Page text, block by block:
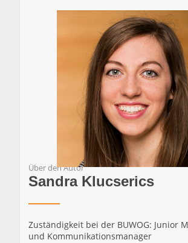
Über den Autor
Sandra Klucserics
Zuständigkeit bei der BUWOG: Junior
und Kommunikationsmanager